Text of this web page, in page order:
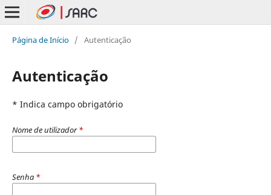
Página de Início / Autenticação
Autenticação
* Indica campo obrigatório
Nome de utilizador*
Senha *